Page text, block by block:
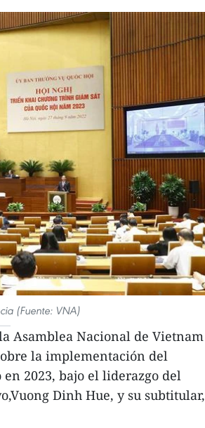
(Fuente: VNA)
Asamblea Nacional de Vietnam
la implementación del
2023, bajo el liderazgo del
Dinh Hue, y su subtitular,